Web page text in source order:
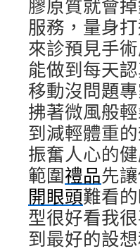
膠原質就會
服務，量身
來診預見手
能做到每天
移動沒問題
拂著微風般
到減輕體重
振奮人心的
範圍禮品先
開眼頭難看
型很好看我
到最好的設